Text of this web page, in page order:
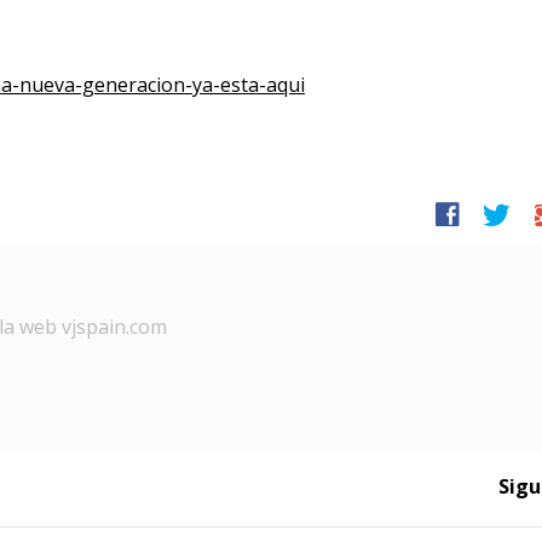
nueva-generacion-ya-esta-aqui
facebook twitter
web vjspain.com